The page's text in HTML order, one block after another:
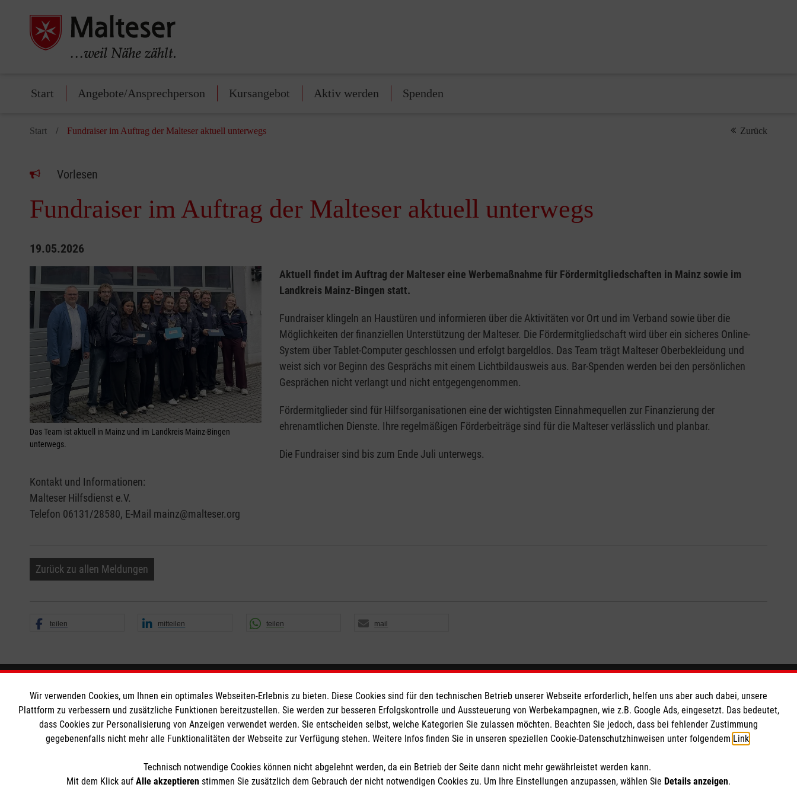
Start Angebote/Ansprechperson Kursangebot Aktiv werden Spenden
Start Fundraiser im Auftrag der Malteser aktuell unterwegs Zurück
Vorlesen
Fundraiser im Auftrag der Malteser aktuell unterwegs
19.05.2026
Das Team ist aktuell in Mainz und im Landkreis Mainz-Bingen
unterwegs.
Aktuell findet im Auftrag der Malteser eine Werbemaßnahme für Fördermitgliedschaften in Mainz sowie im
Landkreis Mainz-Bingen statt.
Fundraiser klingeln an Haustüren und informieren über die Aktivitäten vor Ort und im Verband sowie über die
Möglichkeiten der finanziellen Unterstützung der Malteser. Die Fördermitgliedschaft wird über ein sicheres Online-
System über Tablet-Computer geschlossen und erfolgt bargeldlos. Das Team trägt Malteser Oberbekleidung und
weist sich vor Beginn des Gesprächs mit einem Lichtbildausweis aus. Bar-Spenden werden bei den persönlichen
Gesprächen nicht verlangt und nicht entgegengenommen.
Fördermitglieder sind für Hilfsorganisationen eine der wichtigsten Einnahmequellen zur Finanzierung der
ehrenamtlichen Dienste. Ihre regelmäßigen Förderbeiträge sind für die Malteser verlässlich und planbar.
Die Fundraiser sind bis zum Ende Juli unterwegs.
Kontakt und Informationen:
Malteser Hilfsdienst e.V.
Telefon 06131/28580, E-Mail mainz@malteser.org
Zurück zu allen Meldungen
teilen mitteilen teilen mail
Informationen
Impressum
Datenschutz
Die Malteser
Malteser in Deutschland
Malteserorden
Spendenkonto
Empfänger: Malteser Hilfsdienst e.V.
Pax-Bank für Kirche und Caritas eG
BIC: GENODED1PAX
So finden Sie uns
Veronastraße 14
55411 Bingen am Rhein
Email:info@malteser-bingen.de
Wir verwenden Cookies, um Ihnen ein optimales Webseiten-Erlebnis zu bieten. Diese Cookies sind für den technischen Betrieb unserer Webseite erforderlich, helfen uns aber auch dabei, unsere
Plattform zu verbessern und zusätzliche Funktionen bereitzustellen. Sie werden zur besseren Erfolgskontrolle und Aussteuerung von Werbekampagnen, wie z.B. Google Ads, eingesetzt. Das bedeutet,
dass Cookies zur Personalisierung von Anzeigen verwendet werden. Sie entscheiden selbst, welche Kategorien Sie zulassen möchten. Beachten Sie jedoch, dass bei fehlender Zustimmung
gegebenenfalls nicht mehr alle Funktionalitäten der Webseite zur Verfügung stehen. Weitere Infos finden Sie in unseren speziellen Cookie-Datenschutzhinweisen unter folgendem Link
Technisch notwendige Cookies können nicht abgelehnt werden, da ein Betrieb der Seite dann nicht mehr gewährleistet werden kann.
Mit dem Klick auf Alle akzeptieren stimmen Sie zusätzlich dem Gebrauch der nicht notwendigen Cookies zu. Um Ihre Einstellungen anzupassen, wählen Sie Details anzeigen.